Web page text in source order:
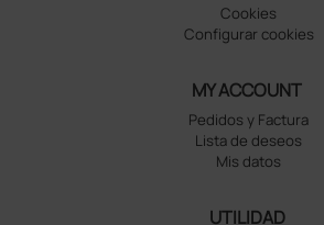
Cookies
Configurar cookies
MY ACCOUNT
Pedidos y Factura
Lista de deseos
Mis datos
UTILIDAD